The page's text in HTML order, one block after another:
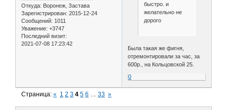
Откуда: Воронеж, Застава
Зарегистрирован: 2015-12-24
Сообщений: 1011
Уважение: +3747
Последний визит:
2021-07-08 17:23:42
быстро. и
желательно не
дорого
Была такая же фигня,
отремонтировали за час, за
600р., на Кольцовской 25.
0
Страница:« 1 2 3 4 5 6 … 33 »